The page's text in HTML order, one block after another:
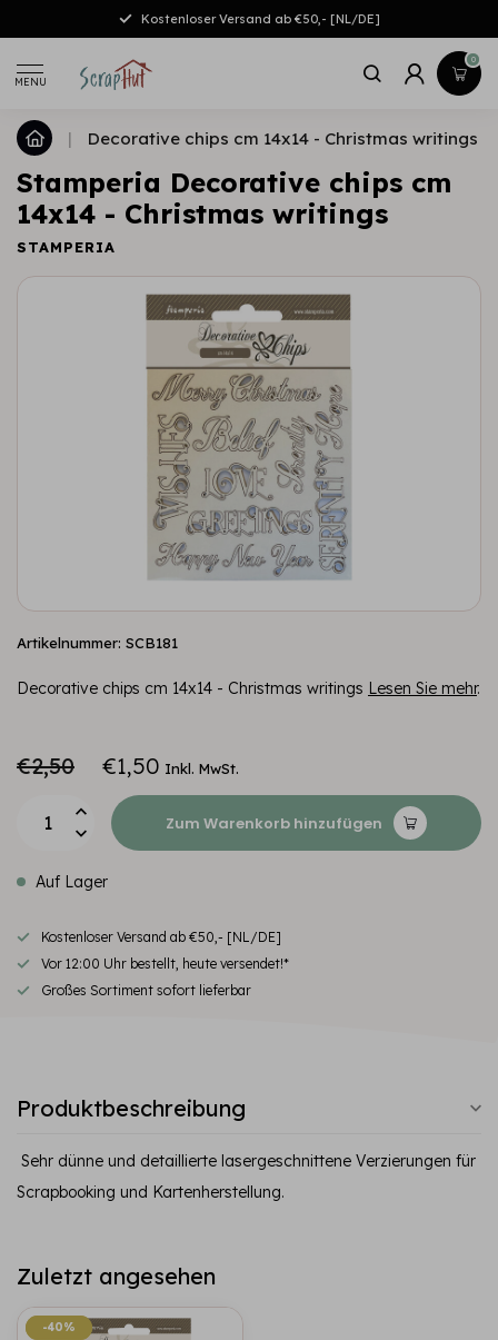
Kostenloser Versand ab €50,- [NL/DE]
MENU
0
| Decorative chips cm 14x14 - Christmas writings
Stamperia Decorative chips cm
14x14 - Christmas writings
STAMPERIA
Artikelnummer: SCB181
Decorative chips cm 14x14 - Christmas writings Lesen Sie mehr.
€2,50 €1,50 Inkl. MwSt.
Zum Warenkorb hinzufügen
Auf Lager
Kostenloser Versand ab €50,- [NL/DE]
Vor 12:00 Uhr bestellt, heute versendet!*
Großes Sortiment sofort lieferbar
Produktbeschreibung
Sehr dünne und detaillierte lasergeschnittene Verzierungen für
Scrapbooking und Kartenherstellung.
Zuletzt angesehen
-40%
-40%